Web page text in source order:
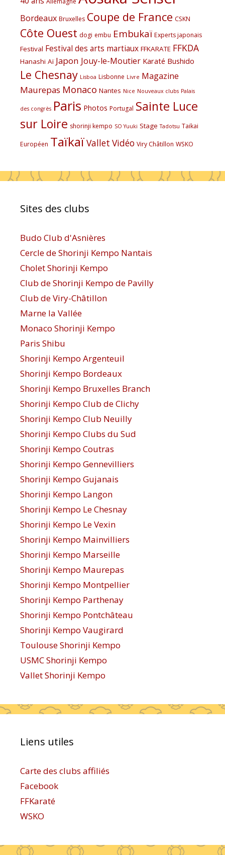
Bordeaux Bruxelles Coupe de France CSKN
Côte Ouest dogi embu Embukaï Experts japonais
Festival Festival des arts martiaux FFKARATE FFKDA
Hanashi Aï Japon Jouy-le-Moutier Karaté Bushido
Le Chesnay Lisboa Lisbonne Livre Magazine
Maurepas Monaco Nantes Nice Nouveaux clubs Palais
des congrès Paris Photos Portugal Sainte Luce
sur Loire shorinji kempo SO Yuuki Stage Tadotsu Taikai
Européen TaïkaïVallet Vidéo Viry Châtillon WSKO
Sites des clubs
Budo Club d'Asnières
Cercle de Shorinji Kempo Nantais
Cholet Shorinji Kempo
Club de Shorinji Kempo de Pavilly
Club de Viry-Châtillon
Marne la Vallée
Monaco Shorinji Kempo
Paris Shibu
Shorinji Kempo Argenteuil
Shorinji Kempo Bordeaux
Shorinji Kempo Bruxelles Branch
Shorinji Kempo Club de Clichy
Shorinji Kempo Club Neuilly
Shorinji Kempo Clubs du Sud
Shorinji Kempo Coutras
Shorinji Kempo Gennevilliers
Shorinji Kempo Gujanais
Shorinji Kempo Langon
Shorinji Kempo Le Chesnay
Shorinji Kempo Le Vexin
Shorinji Kempo Mainvilliers
Shorinji Kempo Marseille
Shorinji Kempo Maurepas
Shorinji Kempo Montpellier
Shorinji Kempo Parthenay
Shorinji Kempo Pontchâteau
Shorinji Kempo Vaugirard
Toulouse Shorinji Kempo
USMC Shorinji Kempo
Vallet Shorinji Kempo
Liens utiles
Carte des clubs affiliés
Facebook
FFKaraté
WSKO